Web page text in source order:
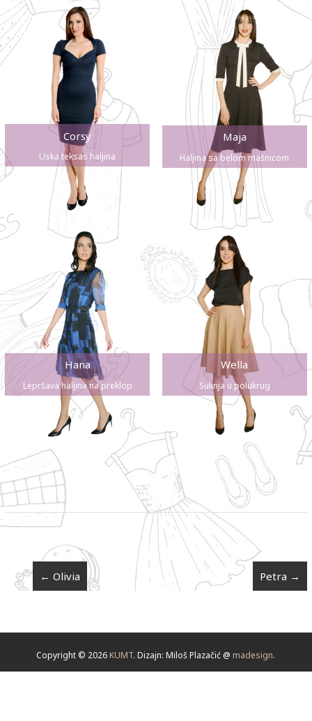
Corsy
Uska teksas haljina
Maja
Haljina sa belom mašnicom
Hana
Lepršava haljina na preklop
Wella
Suknja u polukrug
← Olivia Petra →
Copyright © 2026 KUMT. Dizajn: Miloš Plazačić @ madesign.